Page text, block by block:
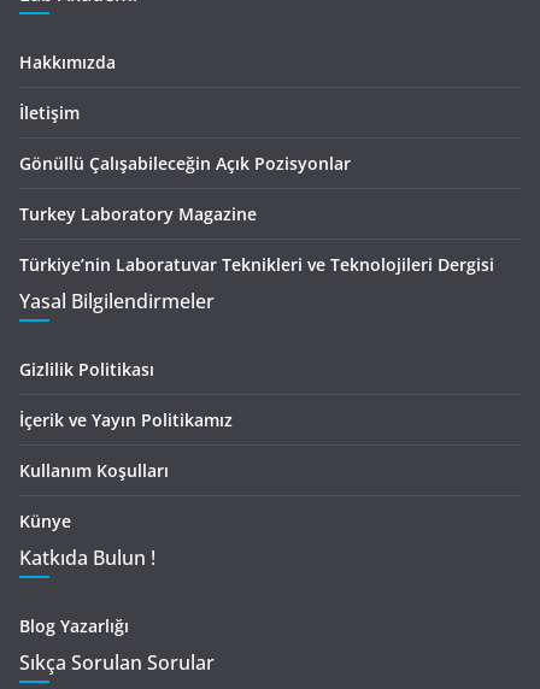
Hakkımızda
İletişim
Gönüllü Çalışabileceğin Açık Pozisyonlar
Turkey Laboratory Magazine
Türkiye’nin Laboratuvar Teknikleri ve Teknolojileri Dergisi
Yasal Bilgilendirmeler
Gizlilik Politikası
İçerik ve Yayın Politikamız
Kullanım Koşulları
Künye
Katkıda Bulun !
Blog Yazarlığı
Sıkça Sorulan Sorular